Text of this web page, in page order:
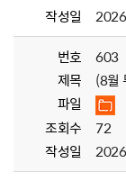
작성일
번호
603
제목
파일
조회수
72
작성일